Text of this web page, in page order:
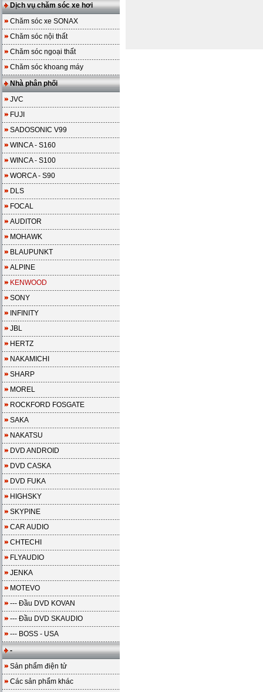
Dịch vụ chăm sóc xe hơi
Chăm sóc xe SONAX
Chăm sóc nội thất
Chăm sóc ngoại thất
Chăm sóc khoang máy
Nhà phân phối
JVC
FUJI
SADOSONIC V99
WINCA - S160
WINCA - S100
WORCA - S90
DLS
FOCAL
AUDITOR
MOHAWK
BLAUPUNKT
ALPINE
KENWOOD
SONY
INFINITY
JBL
HERTZ
NAKAMICHI
SHARP
MOREL
ROCKFORD FOSGATE
SAKA
NAKATSU
DVD ANDROID
DVD CASKA
DVD FUKA
HIGHSKY
SKYPINE
CAR AUDIO
CHTECHI
FLYAUDIO
JENKA
MOTEVO
--- Đầu DVD KOVAN
--- Đầu DVD SKAUDIO
--- BOSS - USA
-
Sản phẩm điện tử
Các sản phẩm khác